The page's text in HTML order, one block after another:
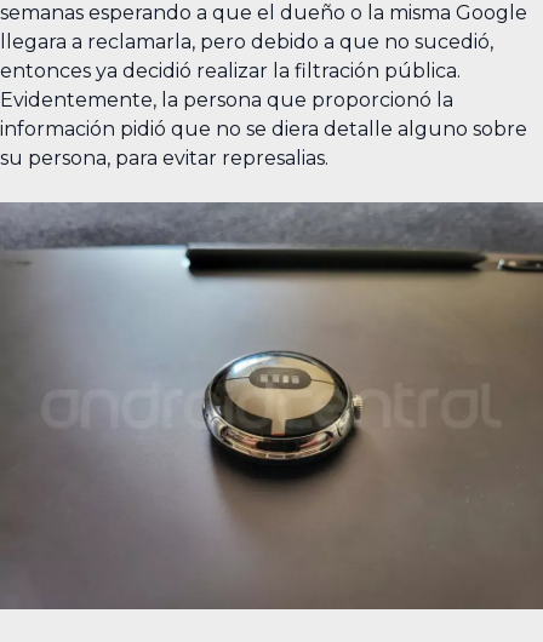
semanas esperando a que el dueño o la misma Google
llegara a reclamarla, pero debido a que no sucedió,
entonces ya decidió realizar la filtración pública.
Evidentemente, la persona que proporcionó la
información pidió que no se diera detalle alguno sobre
su persona, para evitar represalias.